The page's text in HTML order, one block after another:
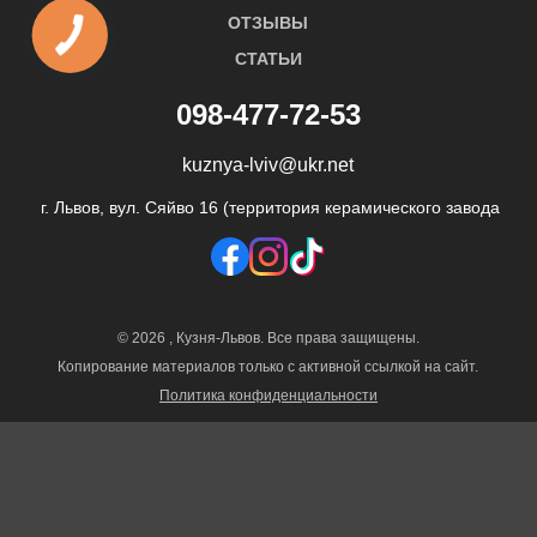
ОТЗЫВЫ
СТАТЬИ
098-477-72-53
kuznya-lviv@ukr.net
г. Львов, вул. Сяйво 16 (территория керамического завода
© 2026 , Кузня-Львов. Все права защищены.
Копирование материалов только с активной ссылкой на сайт.
Политика конфиденциальности